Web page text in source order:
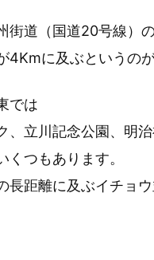
街道（国道20号線）
4Kmに及ぶというのが
では
、立川記念公園、明
くつもあります。
長距離に及ぶイチョ